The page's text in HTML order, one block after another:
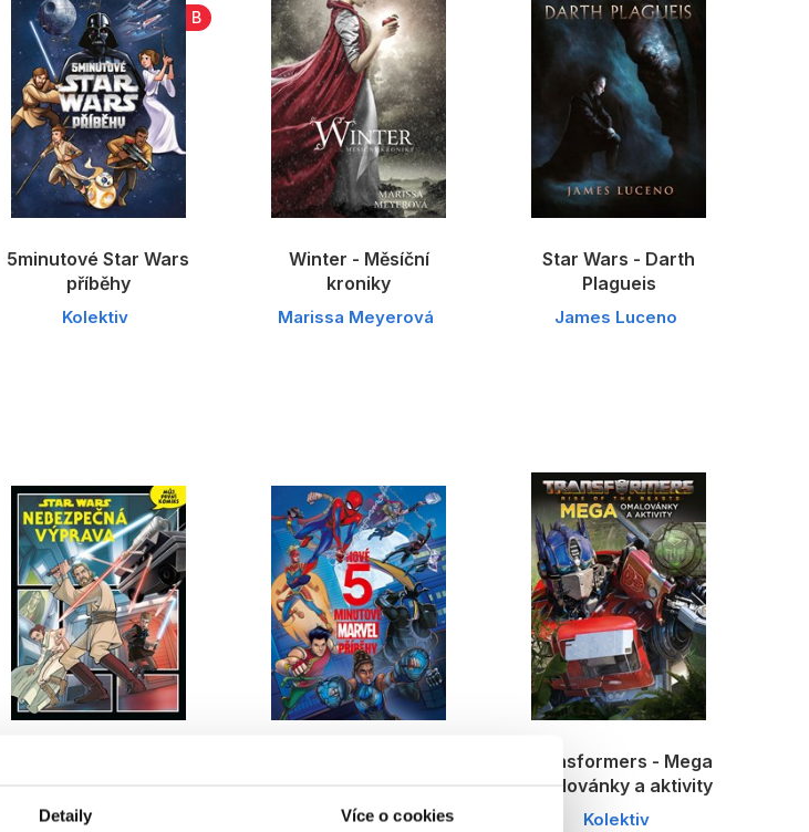
Detaily Více o cookies
B
5minutové Star Wars
příběhy
Kolektiv
Winter - Měsíční
kroniky
Marissa Meyerová
Star Wars - Darth
Plagueis
James Luceno
Kolektiv Kolektiv
Transformers - Mega
omalovánky a aktivity
Kolektiv